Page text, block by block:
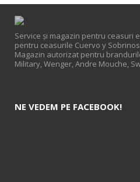
Service și magazin pentru ceasuri
pentru ceasurile Cuervo y
Magazin autorizat pentru
Military, Wenger, Andre Mouche,
NE VEDEM PE FACEBOOK!